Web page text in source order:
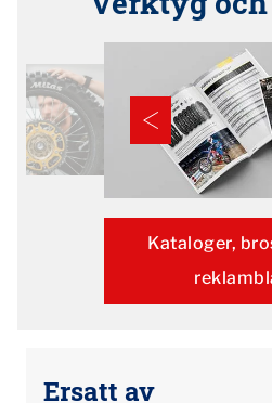
Kataloger,
Ersatt av